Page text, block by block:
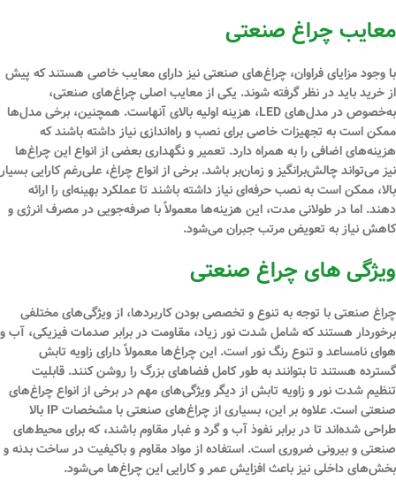
معایب چراغ‌ صنعتی
با وجود مزایای فراوان، چراغ‌های صنعتی نیز دارای معایب خاصی هستند که پیش
از خرید باید در نظر گرفته شوند. یکی از معایب اصلی چراغ‌های صنعتی،
به‌خصوص در مدل‌های LED، هزینه اولیه بالای آنهاست. همچنین، برخی مدل‌ها
ممکن است به تجهیزات خاصی برای نصب و راه‌اندازی نیاز داشته باشند که
هزینه‌های اضافی را به همراه دارد. تعمیر و نگهداری بعضی از انواع این چراغ‌ها
نیز می‌تواند چالش‌برانگیز و زمان‌بر باشد. برخی از انواع چراغ، علی‌رغم کارایی بسیار
بالا، ممکن است به نصب حرفه‌ای نیاز داشته باشند تا عملکرد بهینه‌ای را ارائه
دهند. اما در طولانی مدت، این هزینه‌ها معمولاً با صرفه‌جویی در مصرف انرژی و
کاهش نیاز به تعویض مرتب جبران می‌شود.
ویژگی‌ های چراغ‌ صنعتی
چراغ‌ صنعتی با توجه به تنوع و تخصصی بودن کاربردها، از ویژگی‌های مختلفی
برخوردار هستند که شامل شدت نور زیاد، مقاومت در برابر صدمات فیزیکی، آب و
هوای نامساعد و تنوع رنگ نور است. این چراغ‌ها معمولاً دارای زاویه تابش
گسترده هستند تا بتوانند به طور کامل فضاهای بزرگ را روشن کنند. قابلیت
تنظیم شدت نور و زاویه تابش از دیگر ویژگی‌های مهم در برخی از انواع چراغ‌های
صنعتی است. علاوه بر این، بسیاری از چراغ‌های صنعتی با مشخصات IP بالا
طراحی شده‌اند تا در برابر نفوذ آب و گرد و غبار مقاوم باشند، که برای محیط‌های
صنعتی و بیرونی ضروری است. استفاده از مواد مقاوم و باکیفیت در ساخت بدنه و
بخش‌های داخلی نیز باعث افزایش عمر و کارایی این چراغ‌ها می‌شود.